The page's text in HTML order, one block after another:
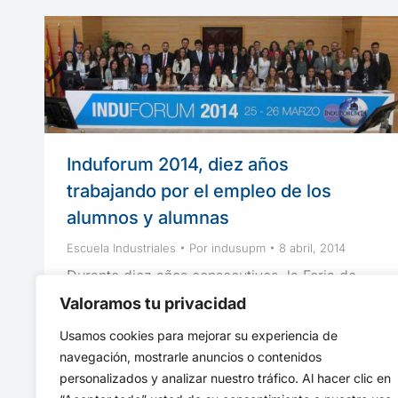
Valoramos tu privacidad
Usamos cookies para mejorar su experiencia de
navegación, mostrarle anuncios o contenidos
personalizados y analizar nuestro tráfico. Al hacer clic en
Induforum 2014, diez años
trabajando por el empleo de los
alumnos y alumnas
Escuela Industriales Por indusupm 8 abril, 2014
Durante diez años consecutivos, la Feria de
Empleo INDUFORUM, organizada por alumnos
Escuela, atrae a las empresas más
importantes